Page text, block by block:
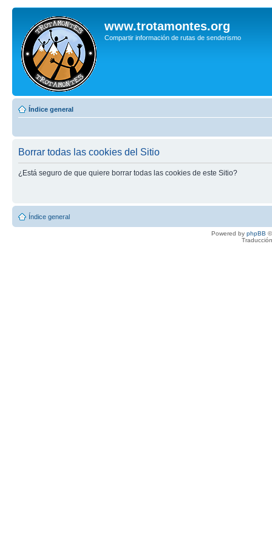
www.trotamontes.org
Compartir información de rutas de senderismo
Índice general
Borrar todas las cookies del Sitio
¿Está seguro de que quiere borrar todas las cookies de este Sitio?
Índice general
Powered by phpBB